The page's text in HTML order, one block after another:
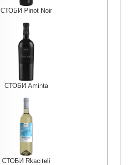
СТОБИ Pinot Noir
СТОБИ Aminta
СТОБИ Rkaciteli